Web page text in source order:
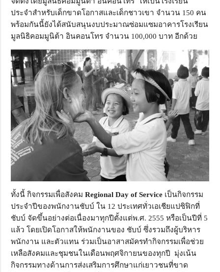
ประจำสำหรับเด็กขาดโอกาสและเด็กชาวเขา จำนวน 150 คน
พร้อมกันนี้ยังได้สนับสนุนงบประมาณซ่อมแซมอาคารโรงเรียน
มูลนิธิคอมมูนิต้า อินคอนโทร จำนวน 100,000 บาท อีกด้วย
ทั้งนี้ กิจกรรมเพื่อสังคมRegional Day of Service เป็นกิจกรรม
ประจำปีของพนักงานชับบ์ ใน 12 ประเทศทั่วเอเชียแปซิฟิกที่
ชับบ์ จัดขึ้นอย่างต่อเนื่องมาทุกปีตั้งแต่พ.ศ. 2555 หรือเป็นปีที่ 5
แล้ว โดยเปิดโอกาสให้พนักงานของ ชับบ์ ซึ่งรวมถึงผู้บริหาร
พนักงาน และตัวแทน ร่วมเป็นอาสาสมัครทำกิจกรรมเพื่อช่วย
เหลือสังคมและชุมชนในเดือนพฤศจิกายนของทุกปี มุ่งเน้น
กิจกรรมทางด้านการส่งเสริมการศึกษาแก่เยาวชนที่ขาด